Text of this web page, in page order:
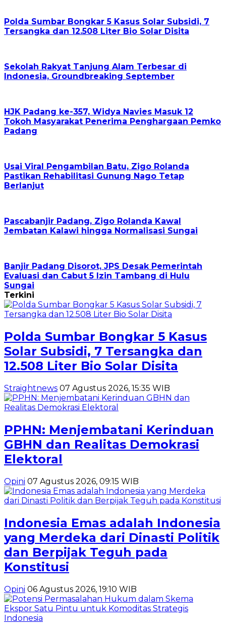
Polda Sumbar Bongkar 5 Kasus Solar Subsidi, 7
Tersangka dan 12.508 Liter Bio Solar Disita
Sekolah Rakyat Tanjung Alam Terbesar di
Indonesia, Groundbreaking September
HJK Padang ke-357, Widya Navies Masuk 12
Tokoh Masyarakat Penerima Penghargaan Pemko
Padang
Usai Viral Pengambilan Batu, Zigo Rolanda
Pastikan Rehabilitasi Gunung Nago Tetap
Berlanjut
Pascabanjir Padang, Zigo Rolanda Kawal
Jembatan Kalawi hingga Normalisasi Sungai
Banjir Padang Disorot, JPS Desak Pemerintah
Evaluasi dan Cabut 5 Izin Tambang di Hulu
Sungai
Terkini
Polda Sumbar Bongkar 5 Kasus
Solar Subsidi, 7 Tersangka dan
12.508 Liter Bio Solar Disita
Straightnews 07 Agustus 2026, 15:35 WIB
PPHN: Menjembatani Kerinduan
GBHN dan Realitas Demokrasi
Elektoral
Opini 07 Agustus 2026, 09:15 WIB
Indonesia Emas adalah Indonesia
yang Merdeka dari Dinasti Politik
dan Berpijak Teguh pada
Konstitusi
Opini 06 Agustus 2026, 19:10 WIB